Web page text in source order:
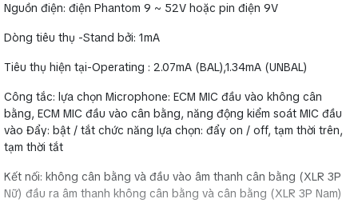
Thông số kỹ thuật Đế micro JTS ST-5050i
Đáp ứng tần số: 20 đến 20,000Hz
Dòng tiêu thụ -Stand bởi: 1mA
Tiêu thụ hiện tại-Operating : 2.07mA (BAL),1.34mA (UNBAL)
Nguồn điện: điện Phantom 9 ~ 52V hoặc pin điện 9V
Dòng tiêu thụ -Stand bởi: 1mA
Tiêu thụ hiện tại-Operating : 2.07mA (BAL),1.34mA (UNBAL)
Công tắc: lựa chọn Microphone: ECM MIC đầu vào không cân
bằng, ECM MIC đầu vào cân bằng, năng động kiểm soát MIC đầu
vào Đẩy: bật / tắt chức năng lựa chọn: đẩy on / off, tạm thời trên,
tạm thời tắt
Kết nối: không cân bằng và đầu vào âm thanh cân bằng (XLR 3P
Nữ) đầu ra âm thanh không cân bằng và cân bằng (XLR 3P Nam)